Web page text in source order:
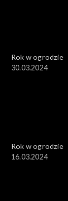
Rok w ogrodzie
30.03.2024
Rok w ogrodzie
16.03.2024